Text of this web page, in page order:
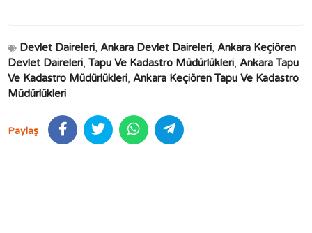
Devlet Daireleri,Ankara Devlet Daireleri,Ankara Keçiören
Devlet Daireleri,Tapu Ve Kadastro Müdürlükleri,Ankara Tapu
Ve Kadastro Müdürlükleri,Ankara Keçiören Tapu Ve Kadastro
Müdürlükleri
Paylaş